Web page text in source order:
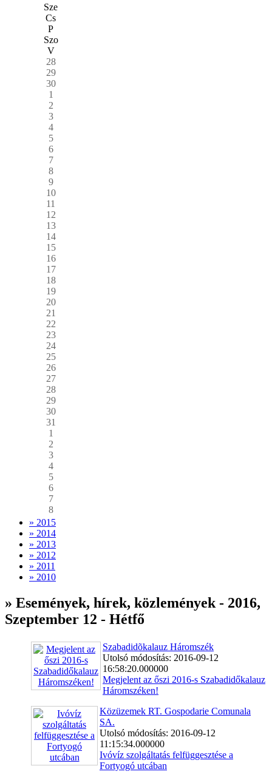
Sze
Cs
P
Szo
V
28
29
30
1
2
3
4
5
6
7
8
9
10
11
12
13
14
15
16
17
18
19
20
21
22
23
24
25
26
27
28
29
30
31
1
2
3
4
5
6
7
8
» 2015
» 2014
» 2013
» 2012
» 2011
» 2010
» Események, hírek, közlemények - 2016,
Szeptember 12 - Hétfő
Szabadidõkalauz Háromszék
Utolsó módosítás: 2016-09-12
16:58:20.000000
Megjelent az őszi 2016-s Szabadidőkalauz
Háromszéken!
Közüzemek RT. Gospodarie Comunala
SA.
Utolsó módosítás: 2016-09-12
11:15:34.000000
Ivóvíz szolgáltatás felfüggesztése a
Fortyogó utcában